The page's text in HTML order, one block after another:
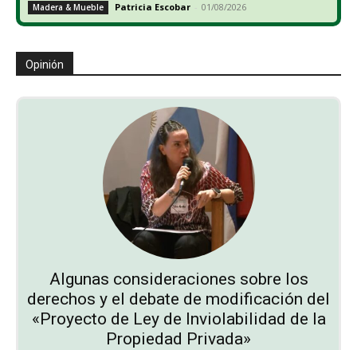
Madera & Mueble Patricia Escobar - 01/08/2026
Opinión
Algunas consideraciones sobre los
derechos y el debate de modificación del
«Proyecto de Ley de Inviolabilidad de la
Propiedad Privada»